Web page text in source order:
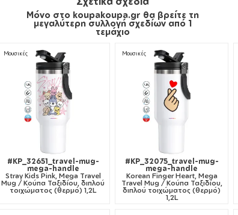
Μόνο στο koupakoupa.gr θα βρείτε τη
μεγαλύτερη συλλογή σχεδίων από 1
τεμάχιο
Μουσικές
#KP_32651_travel-mug-
mega-handle
Stray Kids Pink, Mega Travel
Mug / Κούπα Ταξιδίου, διπλού
τοιχώματος (θερμό) 1,2L
Μουσικές
#KP_32075_travel-mug-
mega-handle
Korean Finger Heart, Mega
Travel Mug / Κούπα Ταξιδίου,
διπλού τοιχώματος (θερμό)
1,2L